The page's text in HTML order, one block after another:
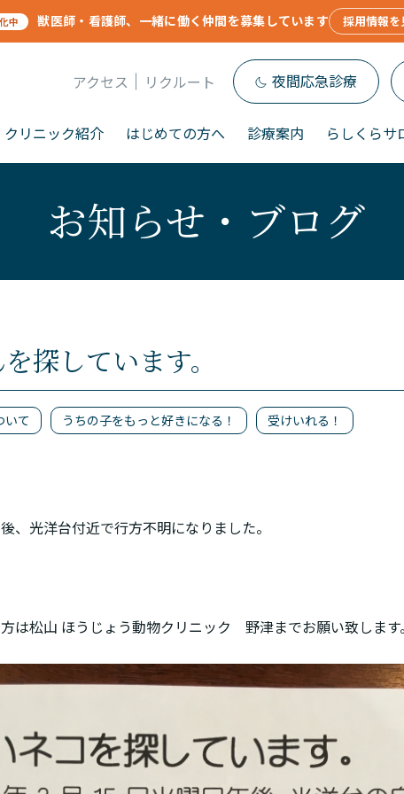
中 獣医師・看護師、一緒に働く仲間を募集しています 採用情報
アクセス リクルート 夜間応急診療
クリニック紹介 はじめての方へ 診療案内 らしくらサ
お知らせ・ブログ
探しています。
いて うちの子をもっと好きになる！ 受けいれる！
、光洋台付近で行方不明になりました。
は松山 ほうじょう動物クリニック 野津までお願い致します